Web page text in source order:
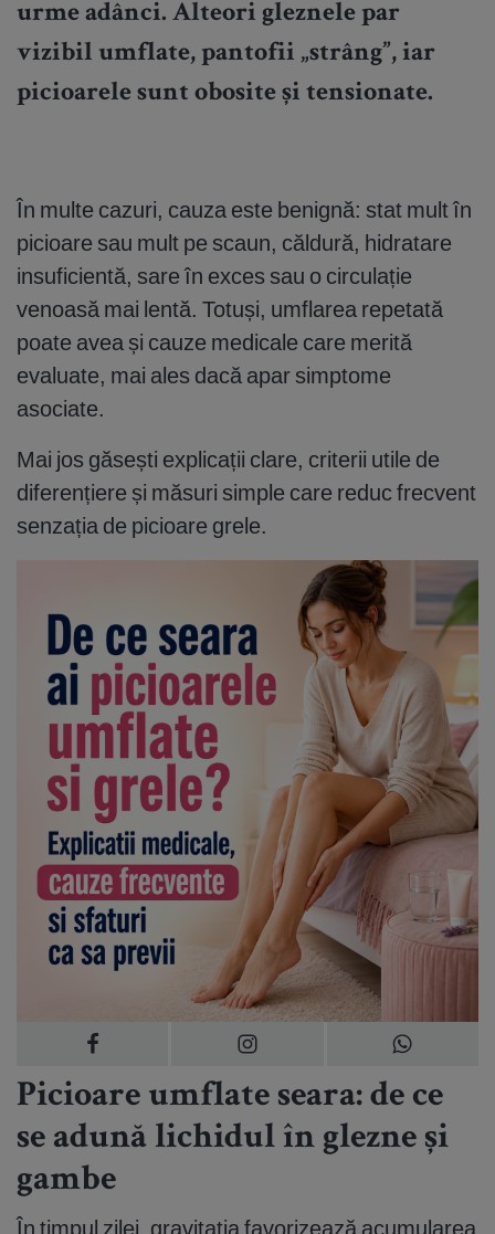
urme adânci. Alteori gleznele par
vizibil umflate, pantofii „strâng”, iar
picioarele sunt obosite și tensionate.
În multe cazuri, cauza este benignă: stat mult în
picioare sau mult pe scaun, căldură, hidratare
insuficientă, sare în exces sau o circulație
venoasă mai lentă. Totuși, umflarea repetată
poate avea și cauze medicale care merită
evaluate, mai ales dacă apar simptome
asociate.
Mai jos găsești explicații clare, criterii utile de
diferențiere și măsuri simple care reduc frecvent
senzația de picioare grele.
Picioare umflate seara: de ce
se adună lichidul în glezne și
gambe
În timpul zilei, gravitația favorizează acumularea